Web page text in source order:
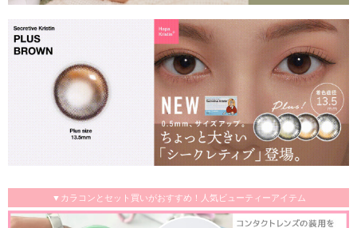
▼カラコンとセット買いがおすすめ！人気ビューティーアイテム